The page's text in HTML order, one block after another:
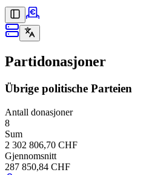
Partidonasjoner
Übrige politische Parteien
Antall donasjoner
8
Sum
2 302 806,70 CHF
Gjennomsnitt
287 850,84 CHF